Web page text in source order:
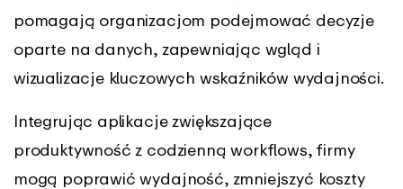
pomagają organizacjom podejmować decyzje
oparte na danych, zapewniając wgląd i
wizualizacje kluczowych wskaźników wydajności.
Integrując aplikacje zwiększające
produktywność z codzienną workflows, firmy
mogą poprawić wydajność, zmniejszyć koszty